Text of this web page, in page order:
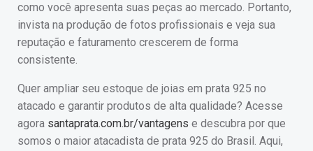
como você apresenta suas peças ao mercado. Portanto,
invista na produção de fotos profissionais e veja sua
reputação e faturamento crescerem de forma
consistente.
Quer ampliar seu estoque de joias em prata 925 no
atacado e garantir produtos de alta qualidade? Acesse
agora santaprata.com.br/vantagens e descubra por que
somos o maior atacadista de prata 925 do Brasil. Aqui,